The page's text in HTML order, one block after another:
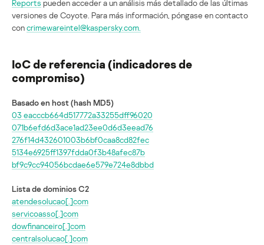
Reports pueden acceder a un análisis más detallado de las últimas
versiones de Coyote. Para más información, póngase en contacto
concrimewareintel@kaspersky.com.
IoC de referencia (indicadores de
compromiso)
Basado en host (hash MD5)
03 eacccb664d517772a33255dff96020
071b6efd6d3ace1ad23ee0d6d3eead76
276f14d432601003b6bf0caa8cd82fec
5134e6925ff1397fdda0f3b48afec87b
bf9c9cc94056bcdae6e579e724e8dbbd
Lista de dominios C2
atendesolucao[.]com
servicoasso[.]com
dowfinanceiro[.]com
centralsolucao[.]com